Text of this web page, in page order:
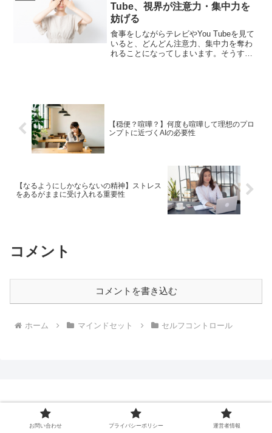
て、ブログを更...
Tube、視界が注意力・集中力を
妨げる
食事をしながらテレビやYou Tubeを見て
いると、どんどん注意力、集中力を奪わ
れることになってしまいます。そうする
【穏便？喧嘩？】何度も喧嘩して理想のプロ
ンプトに近づくAIの必要性
【なるようにしかならないの精神】ストレス
をあるがままに受け入れる重要性
コメント
コメントを書き込む
ホーム マインドセット セルフコントロール
お問い合わせ プライバシーポリシー 運営者情報